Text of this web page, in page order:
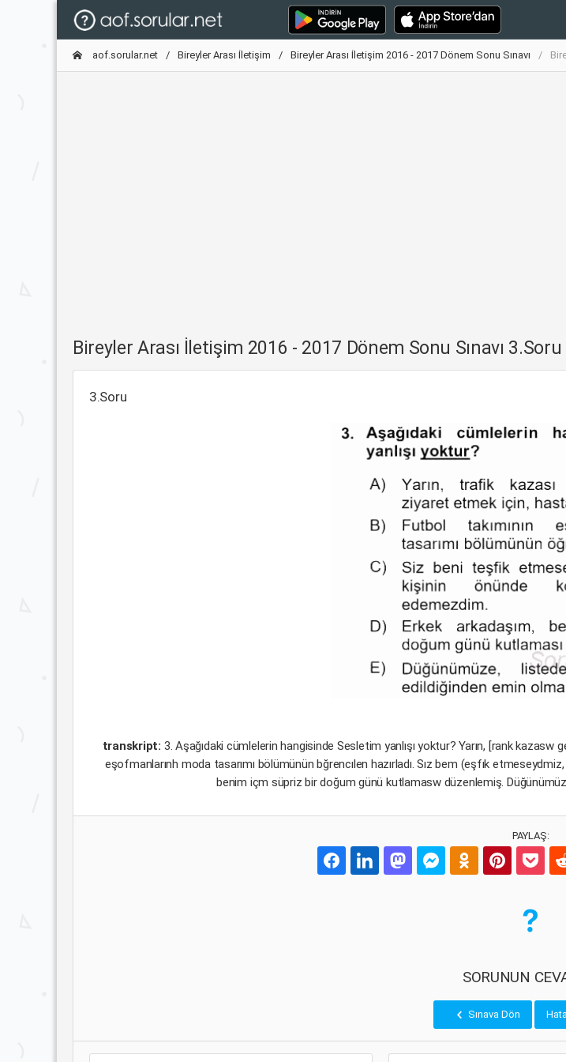
aof.sorular.net Bireyler Arası İletişim Bireyler Arası İletişim 2016 - 2017 Dönem Sonu Sınavı
Bireyler Arası İletişim 2016 - 2017 Dönem Sonu Sınavı 3.Soru
3.Soru
transkript: 3. Aşağıdaki cümlelerin hangisinde Sesletim yanlışı yoktur? Yarın, [rank
eşofmanlarınh moda tasarımı bölümünün bğrencılen hazırladı. Sız bem (eşfık
benim içm süpriz bir doğum günü kutlamasw düzenlemiş.
PAYLAŞ:
SORUNUN
Sınava Dön